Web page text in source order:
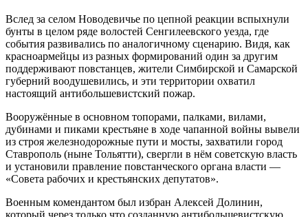
Вслед за селом Новодевичье по цепной реакции вспыхнули
бунты в целом ряде волостей Сенгилеевского уезда, где
события развивались по аналогичному сценарию. Видя, как
красноармейцы из разных формирований один за другим
поддерживают повстанцев, жители Симбирской и Самарской
губерний воодушевились, и эти территории охватил
настоящий антибольшевистский пожар.
Вооружённые в основном топорами, палками, вилами,
дубинами и пиками крестьяне в ходе чапанной войны вывели
из строя железнодорожные пути и мосты, захватили город
Ставрополь (ныне Тольятти), свергли в нём советскую власть
и установили правление повстанческого органа власти —
«Совета рабочих и крестьянских депутатов».
Военным комендантом был избран Алексей Долинин,